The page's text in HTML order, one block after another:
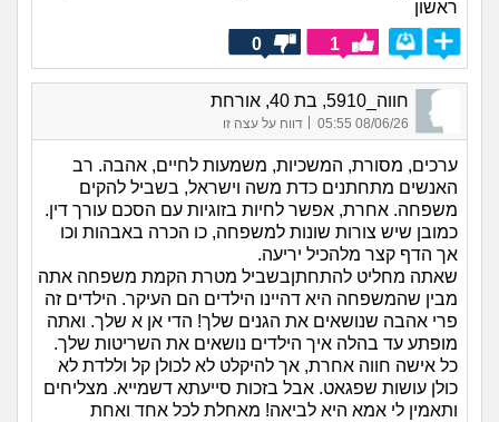
ראשון
1
0
חווה_5910, בת 40, אורחת
08/06/26 05:55 דווח על עצה זו
ערכים, מסורת, המשכיות, משמעות לחיים, אהבה. רב
האנשים מתחתנים כדת משה וישראל, בשביל להקים
משפחה. אחרת, אפשר לחיות בזוגיות עם הסכם עורך דין.
כמובן שיש צורות שונות למשפחה, כו הכרה באבהות וכו
אך הדף קצר מלהכיל יריעה.
שאתה מחליט להתחתןבשביל מטרת הקמת משפחה אתה
מבין שהמשפחה היא דהיינו הילדים הם העיקר. הילדים זה
פרי אהבה שנושאים את הגנים שלך! הדי אן א שלך. ואתה
מופתע עד בהלה איך הילדים נושאים את השריטות שלך.
כל אישה חווה אחרת, אך להיקלט לא לכולן קל וללדת לא
כולן עושות שפגאט. אבל בזכות סייעתא דשמייא. מצליחים
ותאמין לי אמא היא לביאה! מאחלת לכל אחד ואחת